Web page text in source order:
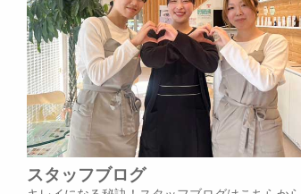
スタッフブログ